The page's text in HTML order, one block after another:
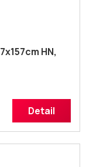
HN,
Detail